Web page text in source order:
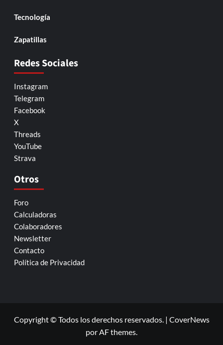
Tecnología
Zapatillas
Redes Sociales
Instagram
Telegram
Facebook
X
Threads
YouTube
Strava
Otros
Foro
Calculadoras
Colaboradores
Newsletter
Contacto
Política de Privacidad
Copyright © Todos los derechos reservados. | CoverNews
por AF themes.